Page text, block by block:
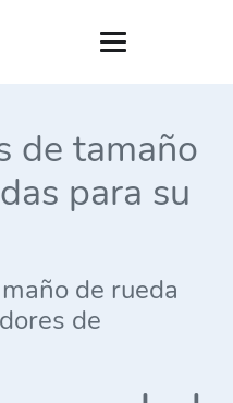
de tamaño
para su
de rueda
de